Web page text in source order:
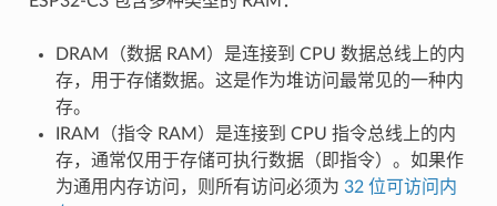
DRAM（数据 RAM）是连接到 CPU 数据总线上的内
存，用于存储数据。这是作为堆访问最常见的一种内
存。
IRAM（指令 RAM）是连接到 CPU 指令总线上的内
存，通常仅用于存储可执行数据（即指令）。如果作
为通用内存访问，则所有访问必须为 32 位可访问内